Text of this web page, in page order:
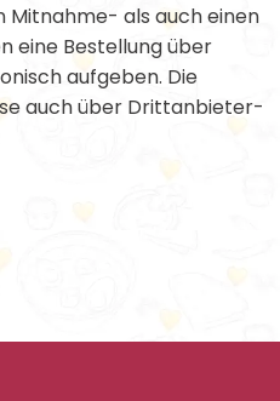
Mitnahme- als auch einen
eine Bestellung über
aufgeben. Die
auch über Drittanbieter-